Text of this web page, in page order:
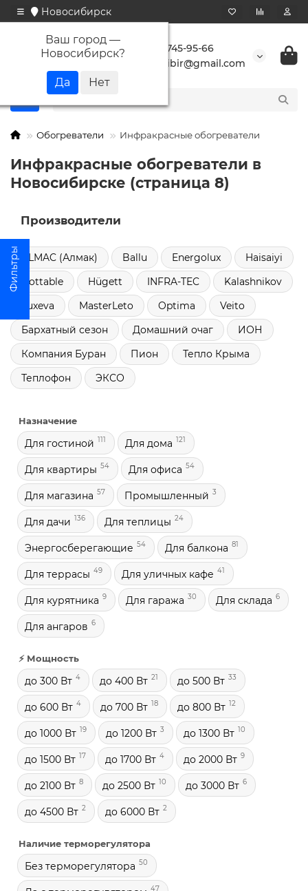
Новосибирск
Ваш город —
Новосибирск?
+7 923 745-95-66
buransibir@gmail.com
Обогреватели Инфракрасные обогреватели
Инфракрасные обогреватели в
Новосибирске (страница 8)
Производители
ALMAC (Алмак) Ballu Energolux
Haisaiyi
Hottable
Hügett INFRA-TEC
Kalashnikov
Luxeva
MasterLeto Optima
Veito
Бархатный сезон
Домашний очаг
ИОН
Компания Буран
Пион
Тепло Крыма
Теплофон
ЭКСО
Назначение
Для гостиной 111 Для дома 121
Для квартиры 54 Для офиса 54
Для магазина 57 Промышленный 3
Для дачи 136 Для теплицы 24
Энергосберегающие 54 Для балкона 81
Для террасы 49 Для уличных кафе 41
Для курятника 9 Для гаража 30 Для склада 6
Для ангаров 6
⚡ Мощность
до 300 Вт 4 до 400 Вт 21 до 500 Вт 33
до 600 Вт 4 до 700 Вт 18 до 800 Вт 12
до 1000 Вт 19 до 1200 Вт 3 до 1300 Вт 10
до 1500 Вт 17 до 1700 Вт 4 до 2000 Вт 9
до 2100 Вт 8 до 2500 Вт 10 до 3000 Вт 6
до 4500 Вт 2 до 6000 Вт 2
Наличие терморегулятора
Без терморегулятора 50
47